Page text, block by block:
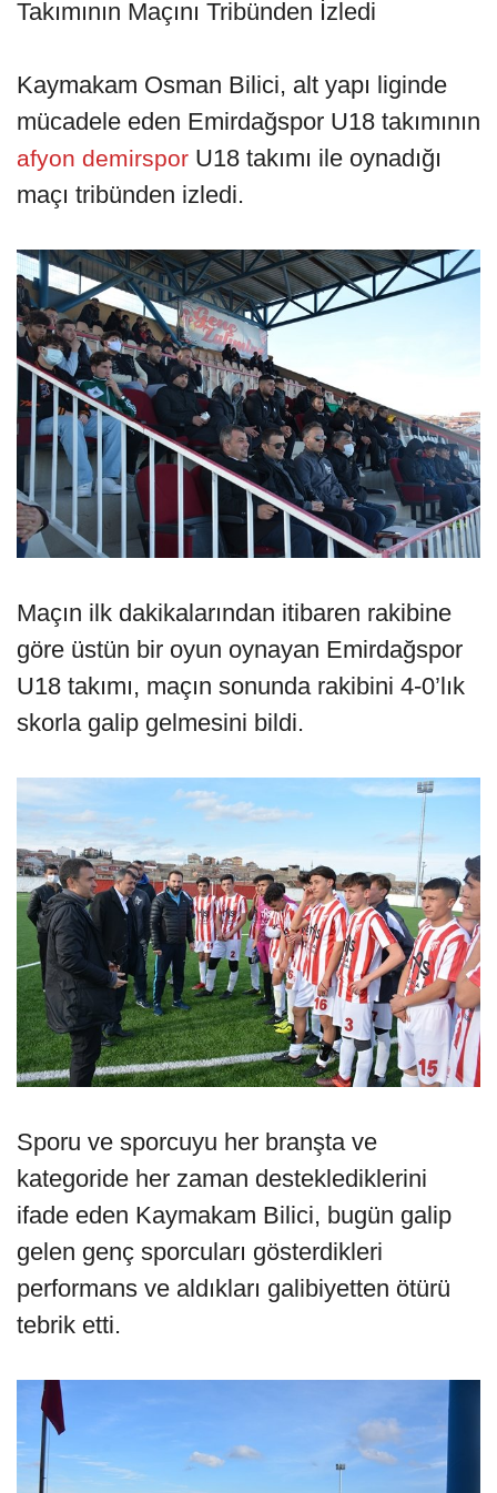
Takımının Maçını Tribünden İzledi
Kaymakam Osman Bilici, alt yapı liginde
mücadele eden Emirdağspor U18 takımının
afyon demirspor U18 takımı ile oynadığı
maçı tribünden izledi.
Maçın ilk dakikalarından itibaren rakibine
göre üstün bir oyun oynayan Emirdağspor
U18 takımı, maçın sonunda rakibini 4-0’lık
skorla galip gelmesini bildi.
Sporu ve sporcuyu her branşta ve
kategoride her zaman desteklediklerini
ifade eden Kaymakam Bilici, bugün galip
gelen genç sporcuları gösterdikleri
performans ve aldıkları galibiyetten ötürü
tebrik etti.